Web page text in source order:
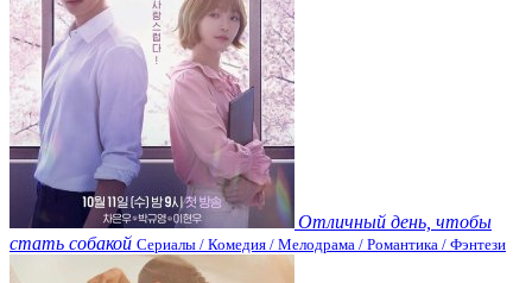
Отличный день, чтобы
стать собакой Сериалы / Комедия / Мелодрама / Романтика / Фэнтези